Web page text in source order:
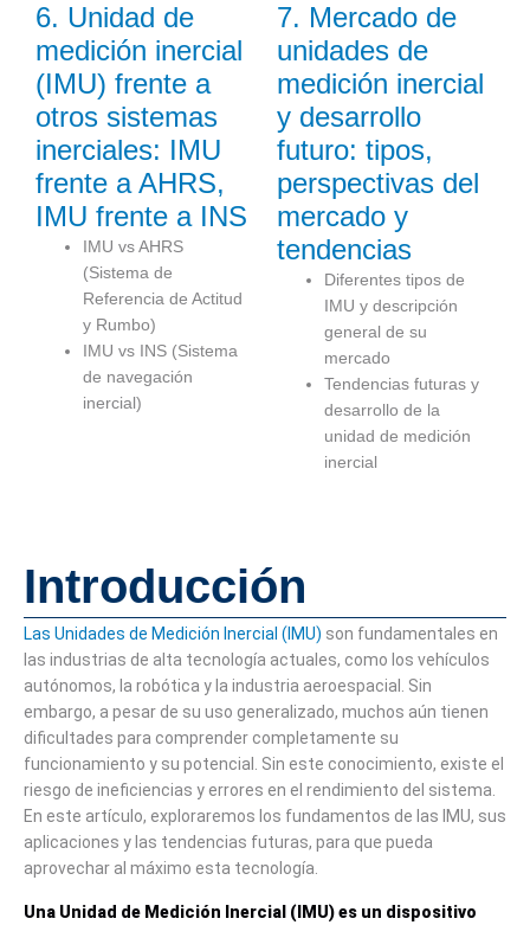
6. Unidad de
medición inercial
(IMU) frente a
otros sistemas
inerciales: IMU
frente a AHRS,
IMU frente a INS
IMU vs AHRS
(Sistema de
Referencia de Actitud
y Rumbo)
IMU vs INS (Sistema
de navegación
inercial)
7. Mercado de
unidades de
medición inercial
y desarrollo
futuro: tipos,
perspectivas del
mercado y
tendencias
Diferentes tipos de
IMU y descripción
general de su
mercado
Tendencias futuras y
desarrollo de la
unidad de medición
inercial
Introducción
Las Unidades de Medición Inercial (IMU) son fundamentales en
las industrias de alta tecnología actuales, como los vehículos
autónomos, la robótica y la industria aeroespacial. Sin
embargo, a pesar de su uso generalizado, muchos aún tienen
dificultades para comprender completamente su
funcionamiento y su potencial. Sin este conocimiento, existe el
riesgo de ineficiencias y errores en el rendimiento del sistema.
En este artículo, exploraremos los fundamentos de las IMU, sus
aplicaciones y las tendencias futuras, para que pueda
aprovechar al máximo esta tecnología.
Una Unidad de Medición Inercial (IMU) es un dispositivo